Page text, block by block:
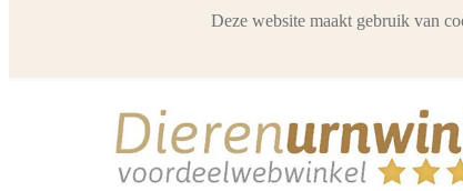
Deze website maakt gebruik van